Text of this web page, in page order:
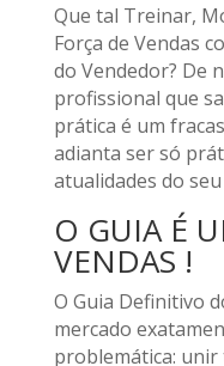
Que tal Treinar,
Força de Vendas
do Vendedor? De
profissional que
prática é um
adianta ser só
atualidades do
O GUIA É
VENDAS !
O Guia Definitivo
mercado
problemática: unir